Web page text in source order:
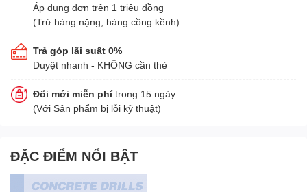
Áp dụng đơn trên 1 triệu đồng
(Trừ hàng nặng, hàng cồng kềnh)
Trả góp lãi suất 0%
Duyệt nhanh - KHÔNG cần thẻ
Đổi mới miễn phítrong 15 ngày
(Với Sản phẩm bị lỗi kỹ thuật)
ĐẶC ĐIỂM NỔI BẬT